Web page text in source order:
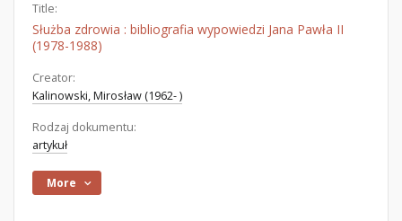
Title:
Służba zdrowia : bibliografia wypowiedzi Jana Pawła II
(1978-1988)
Creator:
Kalinowski, Mirosław (1962- )
Rodzaj dokumentu:
artykuł
More